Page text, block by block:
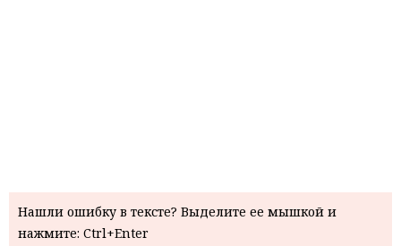
Нашли ошибку в тексте? Выделите ее мышкой и
нажмите: Ctrl+Enter